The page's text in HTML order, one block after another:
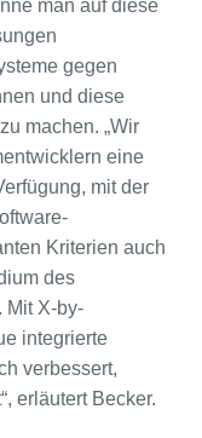
man auf diese
gegen
und diese
machen. „Wir
eine
mit der
Kriterien auch
des
Mit X-by-
integrierte
verbessert,
erläutert Becker.